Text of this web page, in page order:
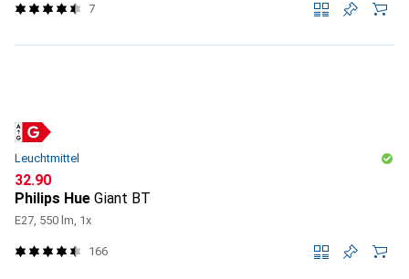
7
Leuchtmittel
CHF
32.90
Philips Hue Giant BT
E27, 550 lm, 1x
166